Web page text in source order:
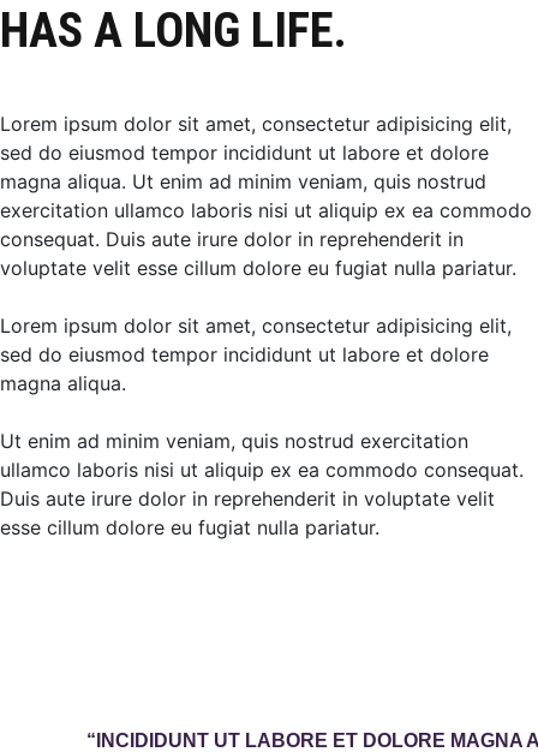
HAS A LONG LIFE.
Lorem ipsum dolor sit amet, consectetur adipisicing elit,
sed do eiusmod tempor incididunt ut labore et dolore
magna aliqua. Ut enim ad minim veniam, quis nostrud
exercitation ullamco laboris nisi ut aliquip ex ea commodo
consequat. Duis aute irure dolor in reprehenderit in
voluptate velit esse cillum dolore eu fugiat nulla pariatur.
Lorem ipsum dolor sit amet, consectetur adipisicing elit,
sed do eiusmod tempor incididunt ut labore et dolore
magna aliqua.
Ut enim ad minim veniam, quis nostrud exercitation
ullamco laboris nisi ut aliquip ex ea commodo consequat.
Duis aute irure dolor in reprehenderit in voluptate velit
esse cillum dolore eu fugiat nulla pariatur.
“INCIDIDUNT UT LABORE ET DOLORE MAGNA